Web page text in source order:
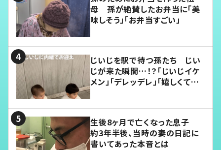
母 孫が絶賛したお弁当に「美
味しそう」「お弁当すごい」
じいじを駅で待つ孫たち じい
じが来た瞬間…！？「じいじイケ
メン」「デレッデレ」「嬉しくて可
生後8ヶ月で亡くなった息子
約3年半後、当時の妻の日記に
書いてあった本音とは